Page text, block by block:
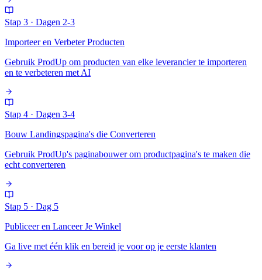
Stap 3 · Dagen 2-3
Importeer en Verbeter Producten
Gebruik ProdUp om producten van elke leverancier te importeren
en te verbeteren met AI
Stap 4 · Dagen 3-4
Bouw Landingspagina's die Converteren
Gebruik ProdUp's paginabouwer om productpagina's te maken die
echt converteren
Stap 5 · Dag 5
Publiceer en Lanceer Je Winkel
Ga live met één klik en bereid je voor op je eerste klanten